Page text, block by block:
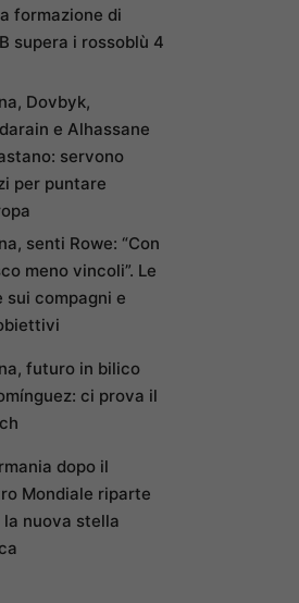
formazione di
supera i rossoblù 4
Dovbyk,
e Alhassane
servono
per puntare
senti Rowe: “Con
meno vincoli”. Le
sui compagni e
futuro in bilico
ci prova il
dopo il
Mondiale riparte
la nuova stella